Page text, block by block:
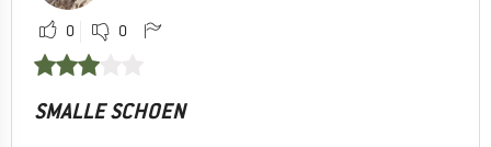
0 0
SMALLE SCHOEN